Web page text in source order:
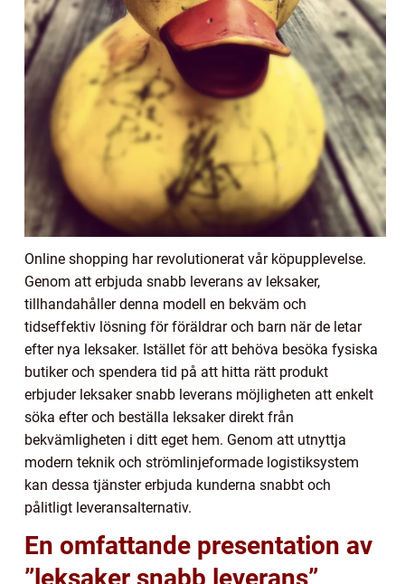
Online shopping har revolutionerat vår köpupplevelse.
Genom att erbjuda snabb leverans av leksaker,
tillhandahåller denna modell en bekväm och
tidseffektiv lösning för föräldrar och barn när de letar
efter nya leksaker. Istället för att behöva besöka fysiska
butiker och spendera tid på att hitta rätt produkt
erbjuder leksaker snabb leverans möjligheten att enkelt
söka efter och beställa leksaker direkt från
bekvämligheten i ditt eget hem. Genom att utnyttja
modern teknik och strömlinjeformade logistiksystem
kan dessa tjänster erbjuda kunderna snabbt och
pålitligt leveransalternativ.
En omfattande presentation av
”leksaker snabb leverans”